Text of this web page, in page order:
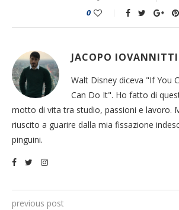
0
JACOPO IOVANNITTI
Walt Disney diceva "If You
Can Do It". Ho fatto di
motto di vita tra studio, passioni e lavoro.
riuscito a guarire dalla mia fissazione
pinguini.
previous post